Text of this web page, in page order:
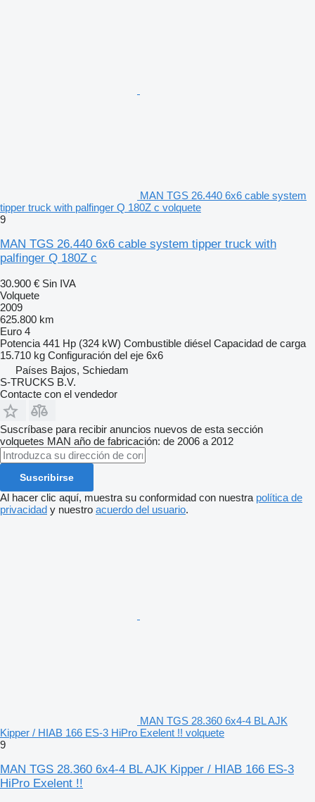
MAN TGS 26.440 6x6 cable system
tipper truck with palfinger Q 180Z c volquete
9
MAN TGS 26.440 6x6 cable system tipper truck with
palfinger Q 180Z c
30.900 € Sin IVA
Volquete
2009
625.800 km
Euro 4
Potencia 441 Hp (324 kW) Combustible diésel Capacidad de carga
15.710 kg Configuración del eje 6x6
Países Bajos, Schiedam
S-TRUCKS B.V.
Contacte con el vendedor
Suscríbase para recibir anuncios nuevos de esta sección
volquetes MAN año de fabricación: de 2006 a 2012
Suscribirse
Al hacer clic aquí, muestra su conformidad con nuestra política de
privacidad y nuestro acuerdo del usuario.
MAN TGS 28.360 6x4-4 BL AJK
Kipper / HIAB 166 ES-3 HiPro Exelent !! volquete
9
MAN TGS 28.360 6x4-4 BL AJK Kipper / HIAB 166 ES-3
HiPro Exelent !!